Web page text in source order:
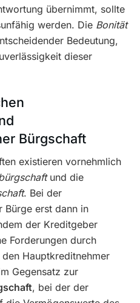
übernimmt, sollte
werden. Die Bonität
Bedeutung,
dieser
Bürgschaft
existieren vornehmlich
und die
. Bei der
Bürge erst dann in
der Kreditgeber
Forderungen durch
Hauptkreditnehmer
Gegensatz zur
, bei der der